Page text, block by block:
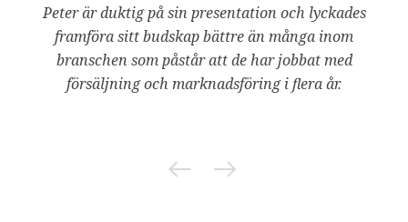
Peter är duktig på sin presentation och lyckades
framföra sitt budskap bättre än många inom
branschen som påstår att de har jobbat med
försäljning och marknadsföring i flera år.